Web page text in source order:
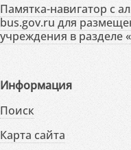
Памятка-навигатор с
bus.gov.ru для
учреждения в разделе
Информация
Поиск
Карта сайта